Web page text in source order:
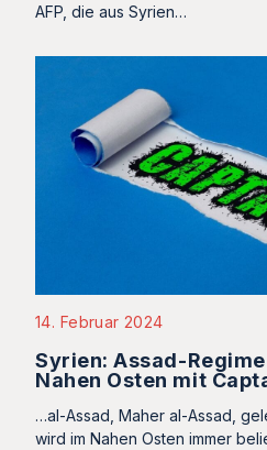
AFP, die aus Syrien…
14. Februar 2024
Syrien: Assad-
Nahen Osten mit
…al-Assad, Maher al-Assad,
wird im Nahen Osten immer